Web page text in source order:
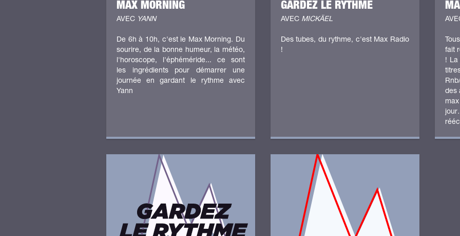
MAX MORNING
AVEC YANN
De 6h à 10h, c'est le Max Morning. Du
sourire, de la bonne humeur, la météo,
l'horoscope, l'éphéméride... ce sont
les ingrédients pour démarrer une
journée en gardant le rythme avec
Yann
GARDEZ LE RYTHME
AVEC MICKÄEL
Des tubes, du rythme, c'est Max Radio
!
fait
! La
des